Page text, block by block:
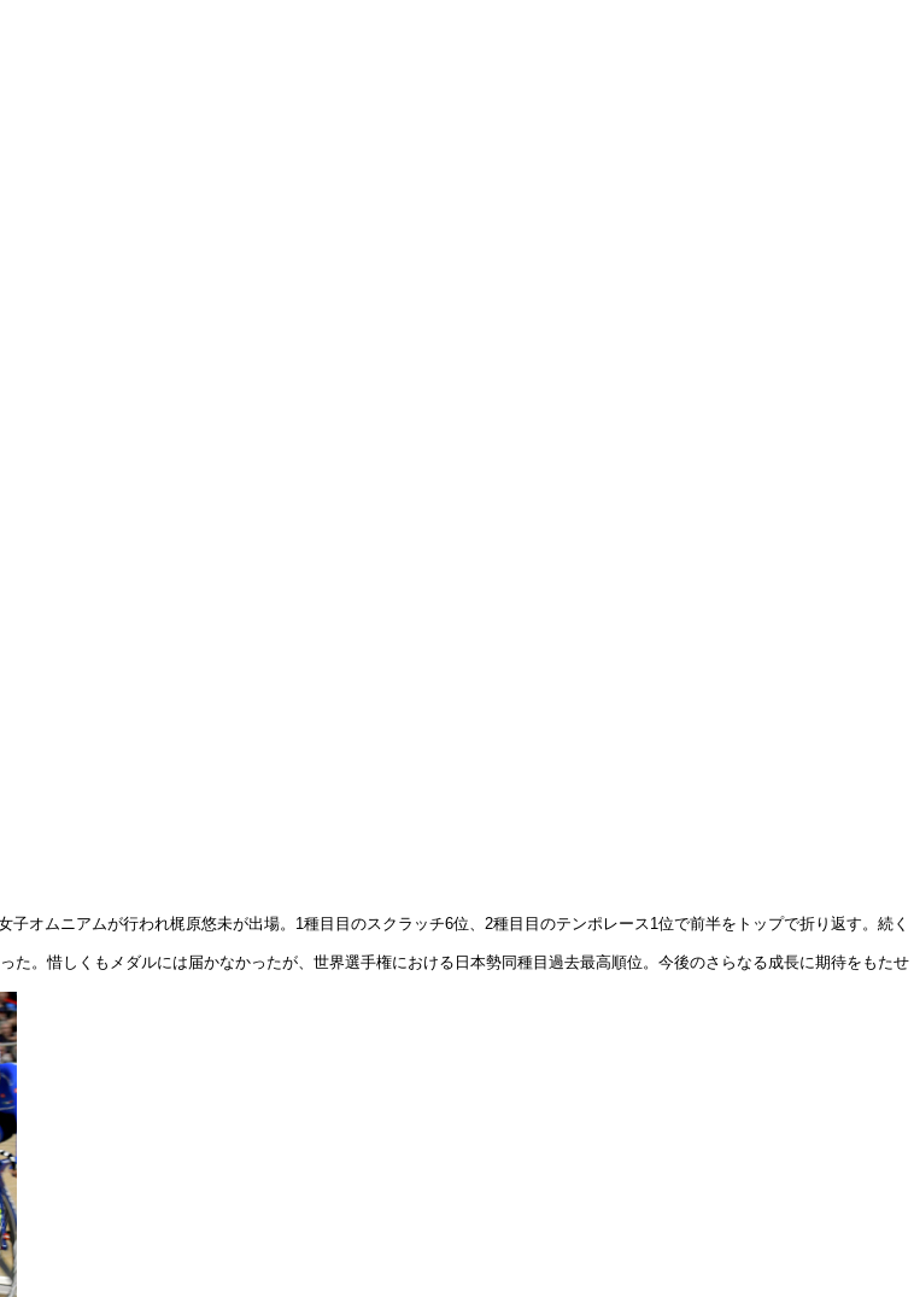
オムニアムが行われ梶原悠未が出場。1種目目のスクラッチ6位、2種目目のテンポレース1位で前半をトップで折り返す。続く
。惜しくもメダルには届かなかったが、世界選手権における日本勢同種目過去最高順位。今後のさらなる成長に期待をもたせ